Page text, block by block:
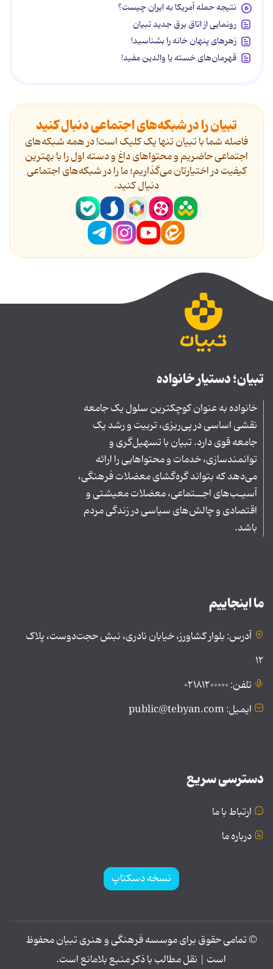
نتیجه حمله آمریکا به ایران چیست؟
رونمایی از اتاق برق جدید تبیان
زهرهای پنهان خانه را بشناسید!
قهرمان‌های خسته یا والدین مفید!
تبیان را در شبکه‌های اجتماعی دنبال کنید
فاصله شما با تبیان تنها یک کلیک است! در همه شبکه‌های
اجتماعی حاضریم و محتواهای داغ و دسته اول را با بهترین
کیفیت در اختیارتان می‌گذاریم؛ ما را در شبکه‌های اجتماعی
دنیال کنید.
تبیان؛ دستیار خانواده
خانواده به عنوان کوچکترین سلول یک جامعه
نقشی اساسی در پی‌ریزی، تربیت و رشد یک
جامعه قوی دارد. تبیان با تسهیل‌گری و
توانمندسازی، خدمات و محتواهایی را ارائه
می‌دهد که بتواند گره‌گشای معضلات فرهنگی،
آسیـب‌های اجــتماعی، معضلات معیشتی و
اقتصادی و چالش‌های سیاسی در زندگی مردم
باشد.
ما اینجاییم
آدرس: بلوار کشاورز، خیابان نادری، نبش حجت‌دوست، پلاک
۱۲
تلفن: ۰۲۱۸۱۲۰۰۰۰۰
ایمیل: public@tebyan.com
دسترسی سریع
ارتباط با ما
درباره ما
نسخه دسکتاپ
© تمامی حقوق برای موسسه فرهنگی و هنری تبیان محفوظ
است | نقل مطالب با ذکر منبع بلامانع است.